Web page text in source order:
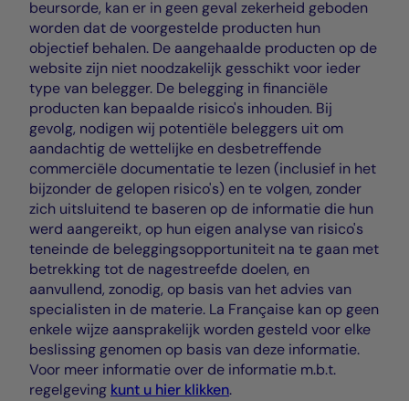
beursorde, kan er in geen geval zekerheid geboden
worden dat de voorgestelde producten hun
objectief behalen. De aangehaalde producten op de
website zijn niet noodzakelijk gesschikt voor ieder
type van belegger. De belegging in financiële
producten kan bepaalde risico's inhouden. Bij
gevolg, nodigen wij potentiële beleggers uit om
aandachtig de wettelijke en desbetreffende
commerciële documentatie te lezen (inclusief in het
bijzonder de gelopen risico's) en te volgen, zonder
zich uitsluitend te baseren op de informatie die hun
werd aangereikt, op hun eigen analyse van risico's
teneinde de beleggingsopportuniteit na te gaan met
betrekking tot de nagestreefde doelen, en
aanvullend, zonodig, op basis van het advies van
specialisten in de materie. La Française kan op geen
enkele wijze aansprakelijk worden gesteld voor elke
beslissing genomen op basis van deze informatie.
Voor meer informatie over de informatie m.b.t.
regelgeving kunt u hier klikken.